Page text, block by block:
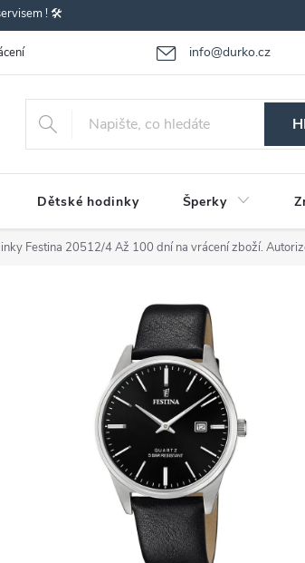
! 🛠️
info@durko.cz
- výměna zboží Reklamace zboží
Dětské hodinky Šperky
Festina 20512/4Až 100 dní na vrácení zboží.